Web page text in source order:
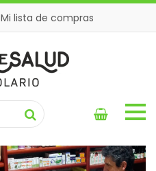
Mi lista de compras